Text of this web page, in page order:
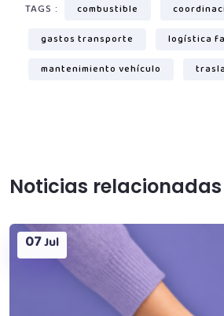
TAGS : combustible
gastos transporte
logística
mantenimiento vehículo
Noticias relacionadas
07Jul